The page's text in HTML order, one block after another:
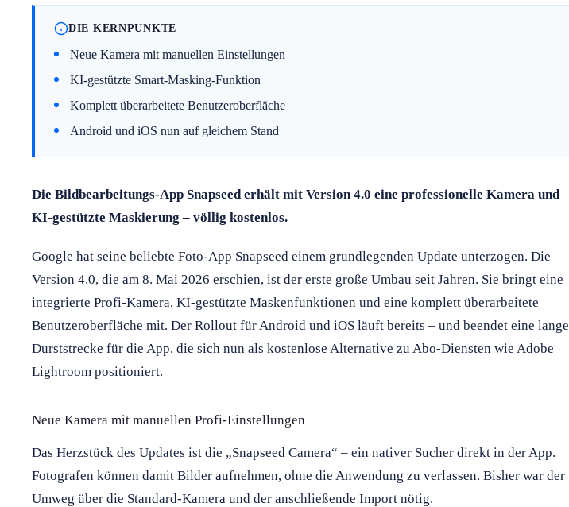
DIE KERNPUNKTE
Neue Kamera mit manuellen Einstellungen
KI-gestützte Smart-Masking-Funktion
Komplett überarbeitete Benutzeroberfläche
Android und iOS nun auf gleichem Stand
Die Bildbearbeitungs-App Snapseed erhält mit Version 4.0 eine professionelle Kamera und
KI-gestützte Maskierung – völlig kostenlos.
Google hat seine beliebte Foto-App Snapseed einem grundlegenden Update unterzogen. Die
Version 4.0, die am 8. Mai 2026 erschien, ist der erste große Umbau seit Jahren. Sie bringt eine
integrierte Profi-Kamera, KI-gestützte Maskenfunktionen und eine komplett überarbeitete
Benutzeroberfläche mit. Der Rollout für Android und iOS läuft bereits – und beendet eine lange
Durststrecke für die App, die sich nun als kostenlose Alternative zu Abo-Diensten wie Adobe
Lightroom positioniert.
Neue Kamera mit manuellen Profi-Einstellungen
Das Herzstück des Updates ist die „Snapseed Camera“ – ein nativer Sucher direkt in der App.
Fotografen können damit Bilder aufnehmen, ohne die Anwendung zu verlassen. Bisher war der
Umweg über die Standard-Kamera und der anschließende Import nötig.